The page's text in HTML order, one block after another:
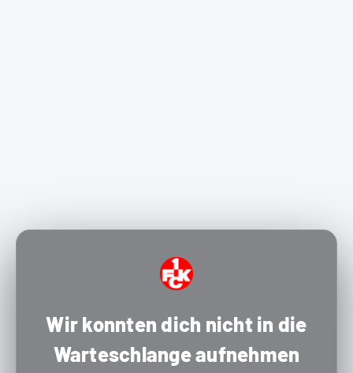
Wir konnten dich nicht in die
Warteschlange aufnehmen